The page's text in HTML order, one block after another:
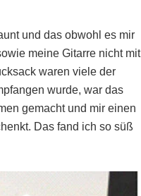
und das obwohl es mir
meine Gitarre nicht mit
waren viele der
wurde, war das
gemacht und mir einen
Das fand ich so süß